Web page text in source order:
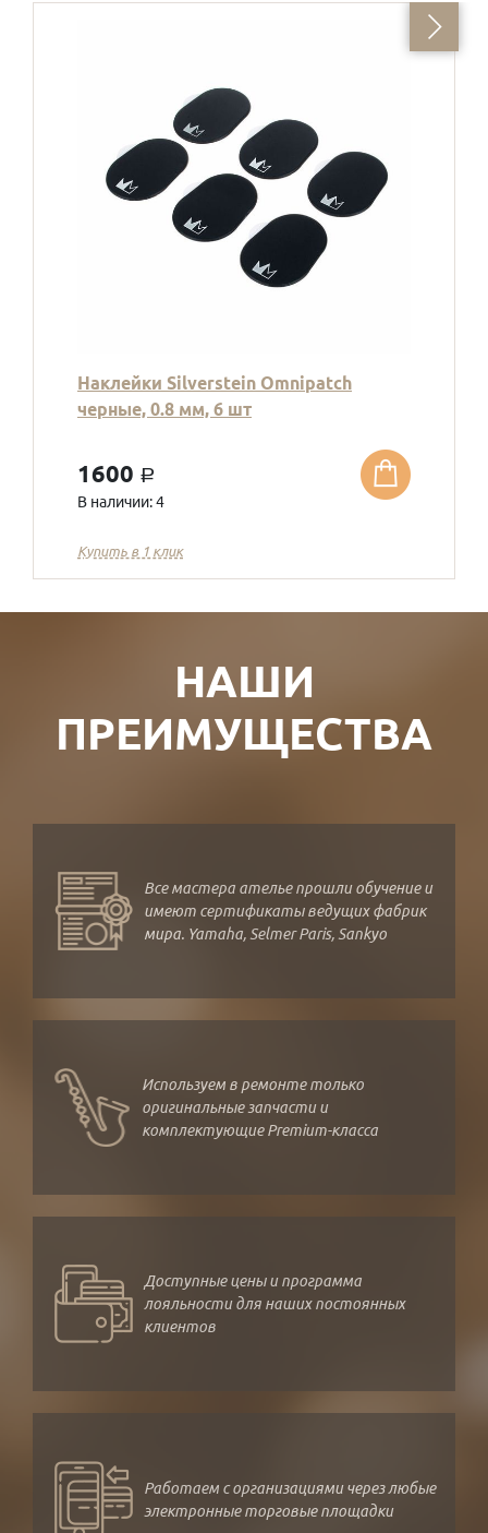
Наклейки Silverstein Omnipatch
черные, 0.8 мм, 6 шт
1600 a
В наличии: 4
Купить в 1 клик
НАШИ
ПРЕИМУЩЕСТВА
Все мастера ателье прошли обучение и
имеют сертификаты ведущих фабрик
мира. Yamaha, Selmer Paris, Sankyo
Используем в ремонте только
оригинальные запчасти и
комплектующие Premium-класса
Доступные цены и программа
лояльности для наших постоянных
клиентов
Работаем с организациями через любые
электронные торговые площадки